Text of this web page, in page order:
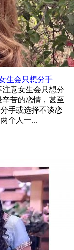
生会只想分手
意女生会只想分
苦的恋情，甚至
手或选择不谈恋
个人一...